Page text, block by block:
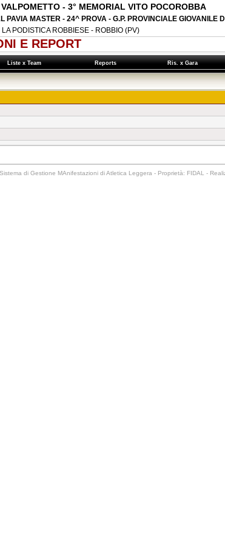
- 3° MEMORIAL VITO POCOROBBA
PAVIA MASTER - 24^ PROVA - G.P. PROVINCIALE GIOVANILE
PODISTICA ROBBIESE - ROBBIO (PV)
E REPORT
Liste x Team Reports Ris. x Gara
di Gestione MAnifestazioni di Atletica Leggera - Proprietà: FIDAL -